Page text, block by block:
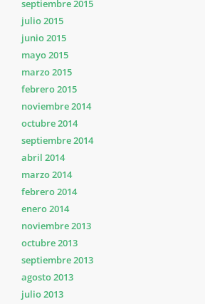
septiembre 2015
julio 2015
junio 2015
mayo 2015
marzo 2015
febrero 2015
noviembre 2014
octubre 2014
septiembre 2014
abril 2014
marzo 2014
febrero 2014
enero 2014
noviembre 2013
octubre 2013
septiembre 2013
agosto 2013
julio 2013